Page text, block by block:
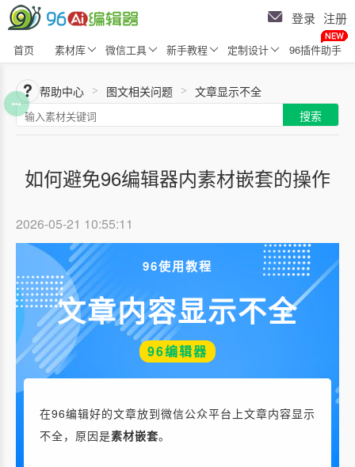
首页 素材库 微信工具 新手教程 定制设计 96插件助手
登录 注册
帮助中心 > 图文相关问题 >
文章显示不全
搜索
如何避免96编辑器内素材嵌套的操作
2026-05-21 10:55:11
96使用教程
文章内容显示不全
96编辑器
在96编辑好的文章放到微信公众平台上文章内容显示
不全，原因是素材嵌套。